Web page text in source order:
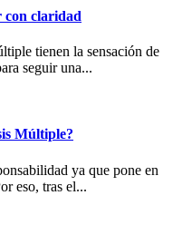
con claridad
tienen la sensación de
seguir una...
Múltiple?
ya que pone en
eso, tras el...